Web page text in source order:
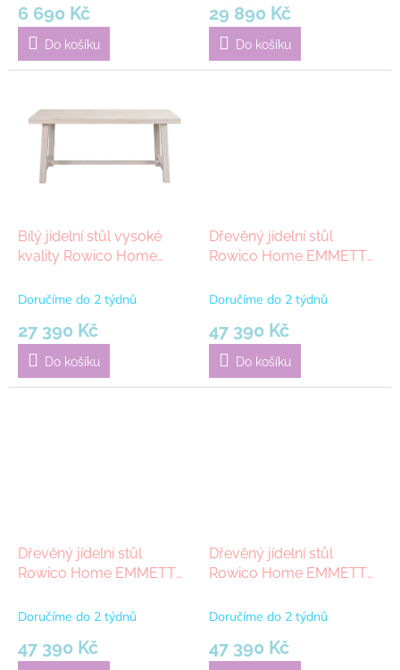
6 690 Kč
Do košíku
29 890 Kč
Do košíku
Bílý jídelní stůl vysoké
kvality Rowico Home
170x95 cm | světle hnědá
Doručíme do 2 týdnů
27 390 Kč
Do košíku
Dřevěný jídelní stůl
Rowico Home EMMETT
Doručíme do 2 týdnů
47 390 Kč
Do košíku
Dřevěný jídelní stůl
Rowico Home EMMETT
hnědá
Doručíme do 2 týdnů
47 390 Kč
Dřevěný jídelní stůl
Rowico Home EMMETT
přírodní
Doručíme do 2 týdnů
47 390 Kč